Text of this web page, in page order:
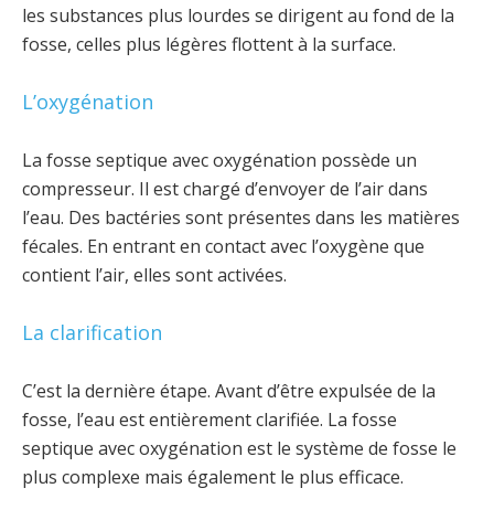
les substances plus lourdes se dirigent au fond de la
fosse, celles plus légères flottent à la surface.
L’oxygénation
La fosse septique avec oxygénation possède un
compresseur. Il est chargé d’envoyer de l’air dans
l’eau. Des bactéries sont présentes dans les matières
fécales. En entrant en contact avec l’oxygène que
contient l’air, elles sont activées.
La clarification
C’est la dernière étape. Avant d’être expulsée de la
fosse, l’eau est entièrement clarifiée. La fosse
septique avec oxygénation est le système de fosse le
plus complexe mais également le plus efficace.